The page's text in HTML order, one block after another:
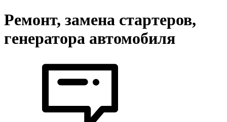
Ремонт, замена стартеров,
генератора автомобиля